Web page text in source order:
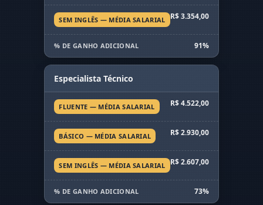
SEM INGLÊS — MÉDIA SALARIAL R$ 3.354,00
% DE GANHO ADICIONAL 91%
Especialista Técnico
FLUENTE — MÉDIA SALARIAL R$ 4.522,00
BÁSICO — MÉDIA SALARIAL R$ 2.930,00
SEM INGLÊS — MÉDIA SALARIAL R$ 2.607,00
% DE GANHO ADICIONAL 73%